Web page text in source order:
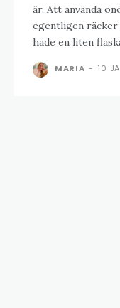
är. Att använda
egentligen räcker
hade en liten
MARIA - 10